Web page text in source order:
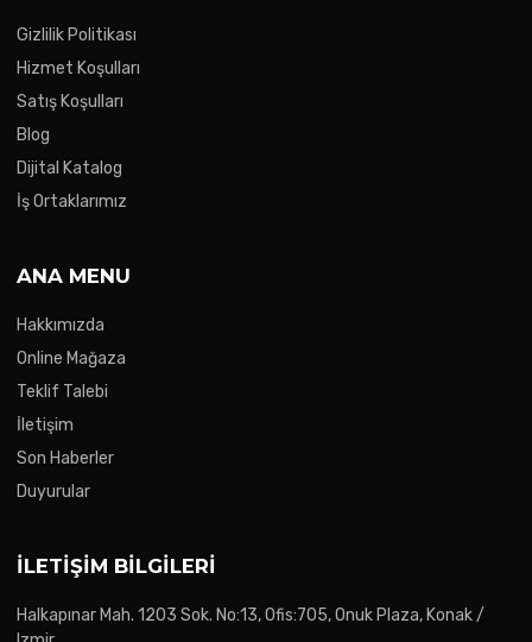
Gizlilik Politikası
Hizmet Koşulları
Satış Koşulları
Blog
Dijital Katalog
İş Ortaklarımız
ANA MENU
Hakkımızda
Online Mağaza
Teklif Talebi
İletişim
Son Haberler
Duyurular
İLETIŞIM BILGILERI
Halkapınar Mah. 1203 Sok. No:13, Ofis:705, Onuk Plaza, Konak /